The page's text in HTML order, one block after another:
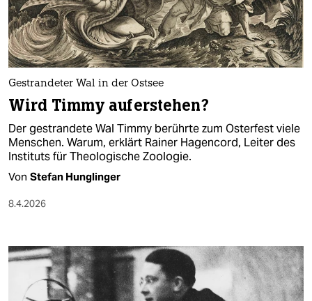
nord
wahrheit
verlag
verlag
veranstaltungen
shop
fragen & hilfe
abo
genossenschaft
Gestrandeter Wal in der Ostsee
Wird Timmy auferstehen?
Der gestrandete Wal Timmy berührte zum Osterfest viele
Menschen. Warum, erklärt Rainer Hagencord, Leiter des
Instituts für Theologische Zoologie.
Von Stefan Hunglinger
8.4.2026